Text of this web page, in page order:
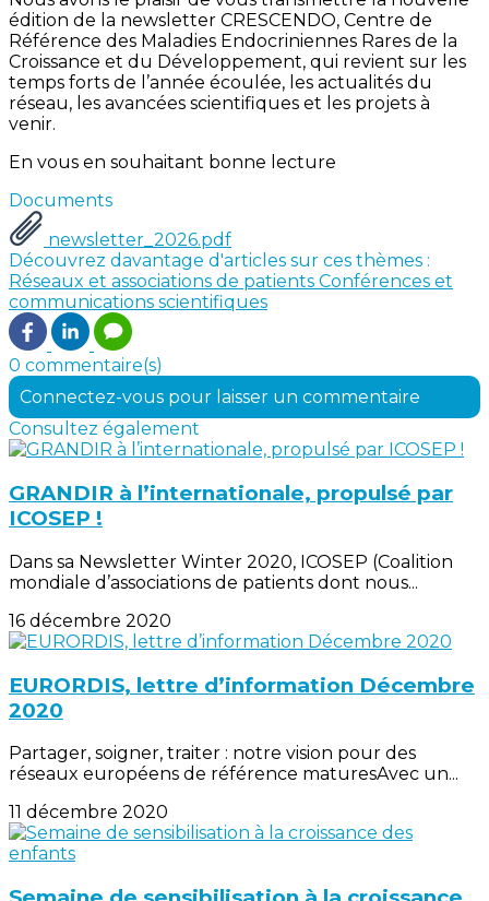
édition de la newsletter CRESCENDO, Centre de
Référence des Maladies Endocriniennes Rares de la
Croissance et du Développement, qui revient sur les
temps forts de l’année écoulée, les actualités du
réseau, les avancées scientifiques et les projets à
venir.
En vous en souhaitant bonne lecture
Documents
newsletter_2026.pdf
Découvrez davantage d'articles sur ces thèmes :
Réseaux et associations de patients Conférences et
communications scientifiques
0 commentaire(s)
Connectez-vous pour laisser un commentaire
Consultez également
GRANDIR à l’internationale, propulsé par
ICOSEP !
Dans sa Newsletter Winter 2020, ICOSEP (Coalition
mondiale d’associations de patients dont nous...
16 décembre 2020
EURORDIS, lettre d’information Décembre
2020
Partager, soigner, traiter : notre vision pour des
réseaux européens de référence maturesAvec un...
11 décembre 2020